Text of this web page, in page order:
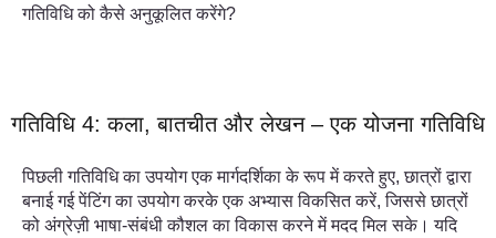
गतिविधि को कैसे अनुकूलित करेंगे?
गतिविधि 4: कला, बातचीत और लेखन – एक योजना गतिविधि
पिछली गतिविधि का उपयोग एक मार्गदर्शिका के रूप में करते हुए, छात्रों द्वारा
बनाई गई पेंटिंग का उपयोग करके एक अभ्यास विकसित करें, जिससे छात्रों
को अंग्रेज़ी भाषा-संबंधी कौशल का विकास करने में मदद मिल सके। यदि